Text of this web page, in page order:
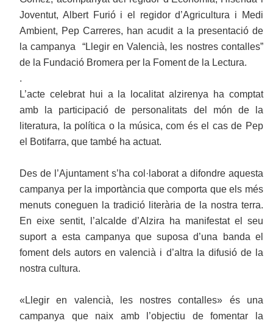
Joventut, Albert Furió i el regidor d’Agricultura i Medi
Ambient, Pep Carreres, han acudit a la presentació de
la campanya “Llegir en Valencià, les nostres contalles”
de la Fundació Bromera per la Foment de la Lectura.
.
L’acte celebrat hui a la localitat alzirenya ha comptat
amb la participació de personalitats del món de la
literatura, la política o la música, com és el cas de Pep
el Botifarra, que també ha actuat.
Des de l’Ajuntament s’ha col·laborat a difondre aquesta
campanya per la importància que comporta que els més
menuts coneguen la tradició literària de la nostra terra.
En eixe sentit, l’alcalde d’Alzira ha manifestat el seu
suport a esta campanya que suposa d’una banda el
foment dels autors en valencià i d’altra la difusió de la
nostra cultura.
«Llegir en valencià, les nostres contalles» és una
campanya que naix amb l’objectiu de fomentar la